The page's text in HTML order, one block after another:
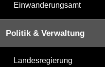
Einwanderungsamt
Politik & Verwaltung
Landesregierung